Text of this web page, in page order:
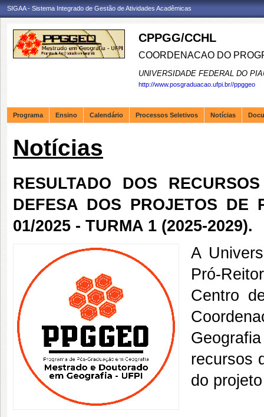
SIGAA - Sistema Integrado de Gestão de Atividades Acadêmicas
CPPGG/CCHL
COORDENACAO DO
UNIVERSIDADE FEDERAL DO
http://www.posgraduacao.ufpi.br//ppggeo
Programa Ensino Calendário Processos Seletivos Notícias
Notícias
RESULTADO DOS
DEFESA DOS PROJETOS DE
01/2025 - TURMA 1 (2025-2029).
A
Pró-
Centro
recursos
do projeto